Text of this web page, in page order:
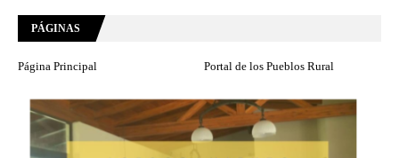
PÁGINAS
Página Principal Portal de los Pueblos Rural